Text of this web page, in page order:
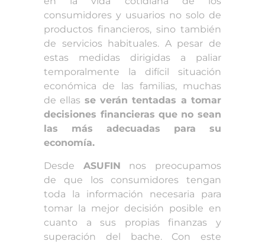
consumidores y usuarios no solo de
productos financieros, sino también
de servicios habituales. A pesar de
estas medidas dirigidas a paliar
temporalmente la difícil situación
económica de las familias, muchas
de ellas se verán tentadas a tomar
decisiones financieras que no sean
las más adecuadas para su
economía.
Desde ASUFIN nos preocupamos
de que los consumidores tengan
toda la información necesaria para
tomar la mejor decisión posible en
cuanto a sus propias finanzas y
superación del bache. Con este